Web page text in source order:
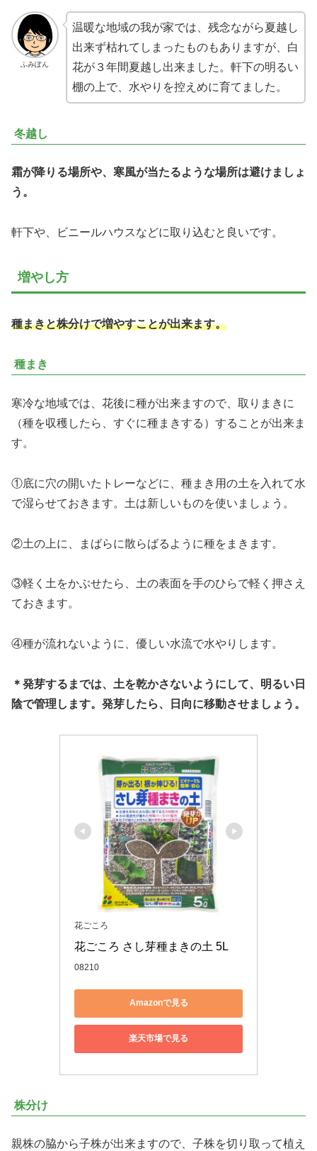
ふみぽん
温暖な地域の我が家では、残念ながら夏越し
出来ず枯れてしまったものもありますが、白
花が３年間夏越し出来ました。軒下の明るい
棚の上で、水やりを控えめに育てました。
冬越し
霜が降りる場所や、寒風が当たるような場所は避けましょ
う。
軒下や、ビニールハウスなどに取り込むと良いです。
増やし方
種まきと株分けで増やすことが出来ます。
種まき
寒冷な地域では、花後に種が出来ますので、取りまきに
（種を収穫したら、すぐに種まきする）することが出来ま
す。
①底に穴の開いたトレーなどに、種まき用の土を入れて水
で湿らせておきます。土は新しいものを使いましょう。
②土の上に、まばらに散らばるように種をまきます。
③軽く土をかぶせたら、土の表面を手のひらで軽く押さえ
ておきます。
④種が流れないように、優しい水流で水やりします。
＊発芽するまでは、土を乾かさないようにして、明るい日
陰で管理します。発芽したら、日向に移動させましょう。
花ごころ
花ごころ さし芽種まきの土 5L
08210
Amazonで見る
楽天市場で見る
株分け
親株の脇から子株が出来ますので、子株を切り取って植え